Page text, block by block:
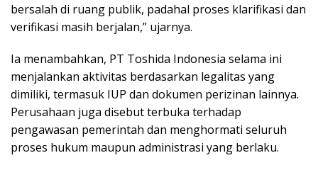
bersalah di ruang publik, padahal proses klarifikasi dan
verifikasi masih berjalan,” ujarnya.
Ia menambahkan, PT Toshida Indonesia selama ini
menjalankan aktivitas berdasarkan legalitas yang
dimiliki, termasuk IUP dan dokumen perizinan lainnya.
Perusahaan juga disebut terbuka terhadap
pengawasan pemerintah dan menghormati seluruh
proses hukum maupun administrasi yang berlaku.